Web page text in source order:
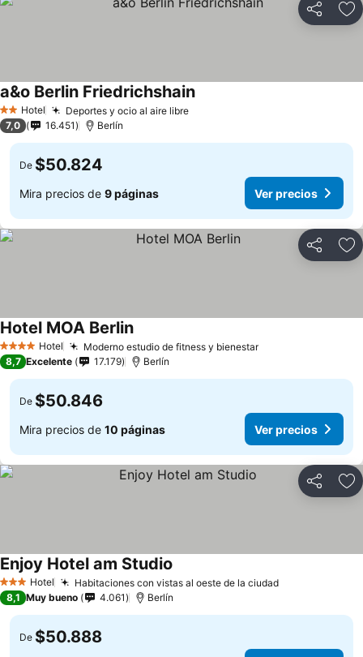
Compartir
2 Estrellas
Hotel Deportes y ocio al aire libre
a&o Berlin Friedrichshain
7,0 16.451 Berlín
De $50.824
Mira precios de 9 páginas Ver precios
Compartir
4 EstrellasHotel Moderno estudio de fitness y bienestar
Hotel MOA Berlin
8,7 Excelente 17.179 Berlín
De $50.846
Mira precios de 10 páginas Ver precios
Compartir
3 Estrellas
Hotel Habitaciones con vistas al oeste de la ciudad
Enjoy Hotel am Studio
8,1 Muy bueno 4.061 Berlín
De $50.888